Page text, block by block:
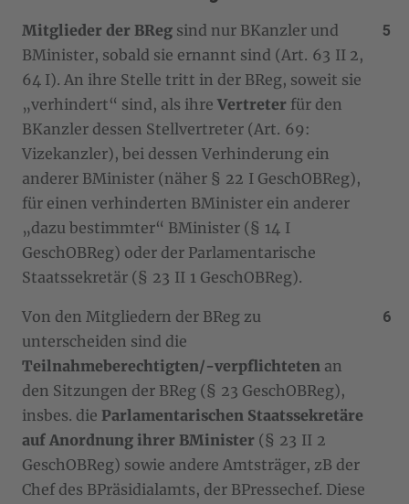
Mitglieder der BReg sind nur BKanzler und
BMinister, sobald sie ernannt sind (Art. 63 II 2,
64 I). An ihre Stelle tritt in der BReg, soweit sie
„verhindert“ sind, als ihre Vertreter für den
BKanzler dessen Stellvertreter (Art. 69:
Vizekanzler), bei dessen Verhinderung ein
anderer BMinister (näher § 22 I GeschOBReg),
für einen verhinderten BMinister ein anderer
„dazu bestimmter“ BMinister (§ 14 I
GeschOBReg) oder der Parlamentarische
Staatssekretär (§ 23 II 1 GeschOBReg).
Von den Mitgliedern der BReg zu
unterscheiden sind die
Teilnahmeberechtigten/-verpflichteten an
den Sitzungen der BReg (§ 23 GeschOBReg),
insbes. die Parlamentarischen Staatssekretäre
auf Anordnung ihrer BMinister (§ 23 II 2
GeschOBReg) sowie andere Amtsträger, zB der
Chef des BPräsidialamts, der BPressechef. Diese